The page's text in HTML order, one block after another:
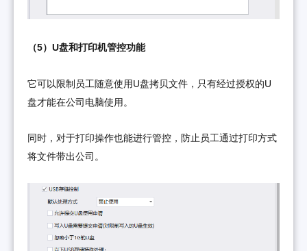
（5）U盘和打印机管控功能
它可以限制员工随意使用U盘拷贝文件，只有经过授权的U
盘才能在公司电脑使用。
同时，对于打印操作也能进行管控，防止员工通过打印方式
将文件带出公司。